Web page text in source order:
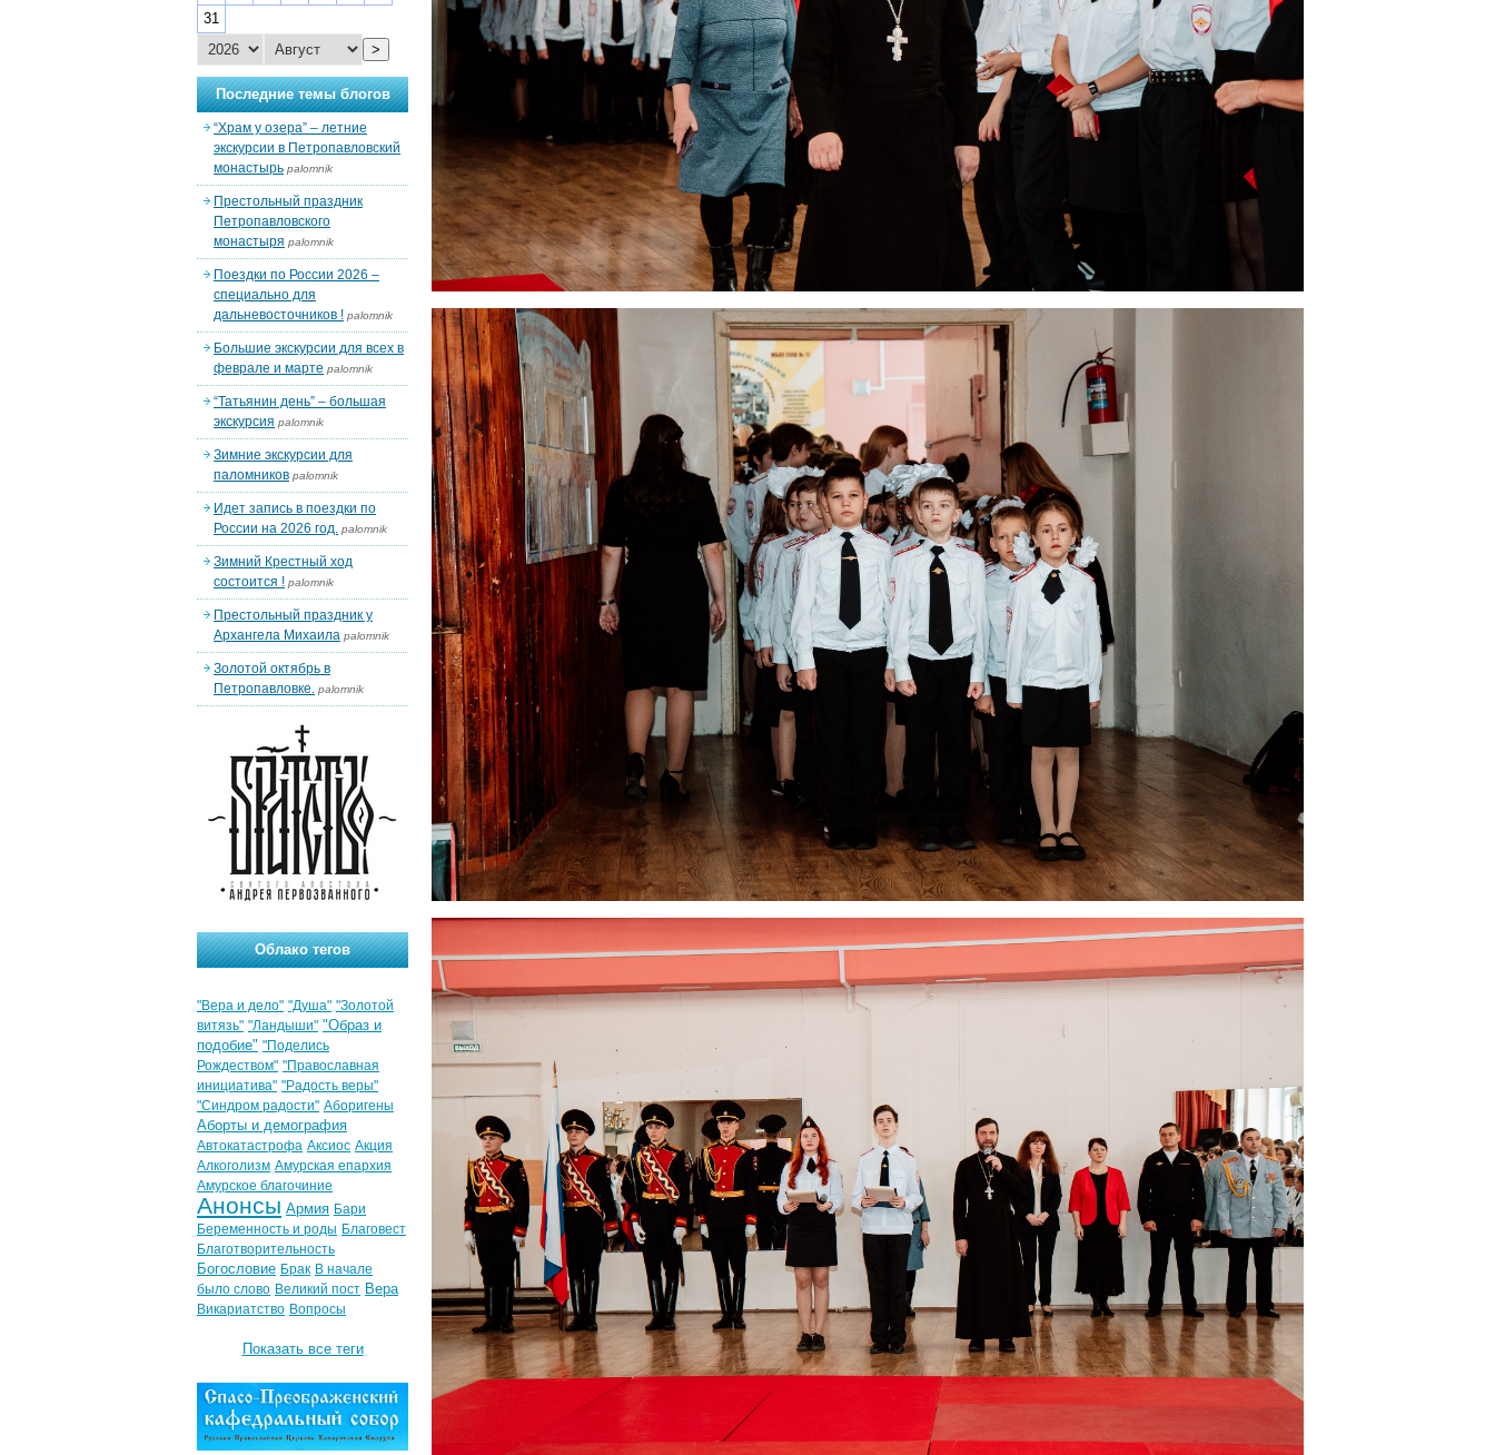
31
>
Последние темы блогов
“Храм у озера” – летние
экскурсии в Петропавловский
монастырь palomnik
Престольный праздник
Петропавловского
монастыря palomnik
Поездки по России 2026 –
специально для
дальневосточников ! palomnik
Большие экскурсии для всех в
феврале и марте palomnik
“Татьянин день” – большая
экскурсия palomnik
Зимние экскурсии для
паломников palomnik
Идет запись в поездки по
России на 2026 год. palomnik
Зимний Крестный ход
состоится ! palomnik
Престольный праздник у
Архангела Михаила palomnik
Золотой октябрь в
Петропавловке. palomnik
Облако тегов
"Вера и дело" "Душа" "Золотой
витязь" "Ландыши" "Образ и
подобие" "Поделись
Рождеством" "Православная
инициатива" "Радость веры"
"Синдром радости" Аборигены
Аборты и демография
Автокатастрофа Аксиос Акция
Алкоголизм Амурская епархия
Амурское благочиние
Анонсы Армия Бари
Беременность и роды Благовест
Благотворительность
Богословие Брак В начале
было слово Великий пост Вера
Викариатство Вопросы
Показать все теги